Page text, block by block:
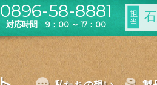
0896-58-8881
対応時間 9：00 ～ 17：00
担
当
石